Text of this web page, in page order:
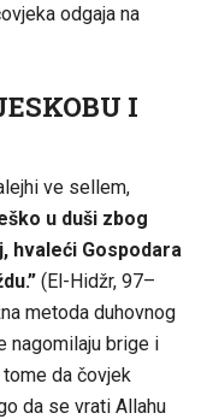
odgaja na
I
ve sellem,
u duši zbog
hvaleći Gospodara
(El-Hidžr, 97–
metoda duhovnog
nagomilaju brige i
da čovjek
da se vrati Allahu